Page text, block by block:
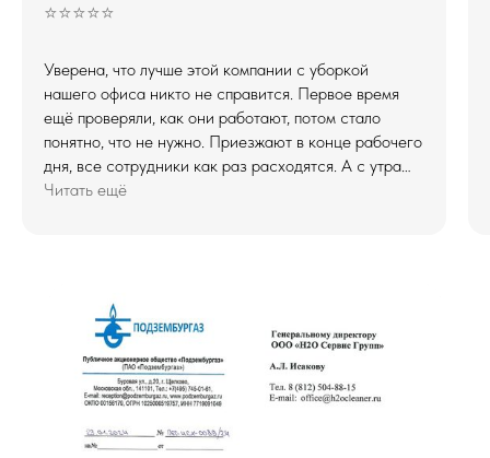
⭐⭐⭐⭐⭐
Уверена, что лучше этой компании с уборкой
нашего офиса никто не справится. Первое время
ещё проверяли, как они работают, потом стало
понятно, что не нужно. Приезжают в конце рабочего
дня, все сотрудники как раз расходятся. А с утра
все чисто и аккуратно, даже в труднодоступных
Читать ещё